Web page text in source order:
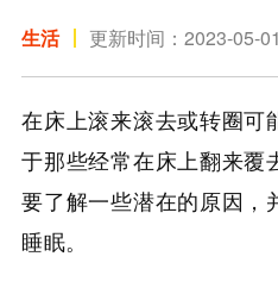
生活 更新时间：2023-05-
在床上滚来滚去或转圈可
于那些经常在床上翻来覆
要了解一些潜在的原因，
睡眠。